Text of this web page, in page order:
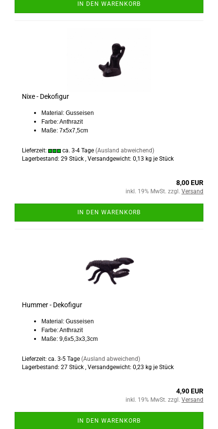
IN DEN WARENKORB
Nixe - Dekofigur
Material: Gusseisen
Farbe: Anthrazit
Maße: 7x5x7,5cm
Lieferzeit: ca. 3-4 Tage (Ausland abweichend)
Lagerbestand: 29 Stück , Versandgewicht: 0,13 kg je Stück
8,00 EUR
inkl. 19% MwSt. zzgl. Versand
IN DEN WARENKORB
Hummer - Dekofigur
Material: Gusseisen
Farbe: Anthrazit
Maße: 9,6x5,3x3,3cm
Lieferzeit: ca. 3-5 Tage (Ausland abweichend)
Lagerbestand: 27 Stück , Versandgewicht: 0,23 kg je Stück
4,90 EUR
inkl. 19% MwSt. zzgl. Versand
IN DEN WARENKORB